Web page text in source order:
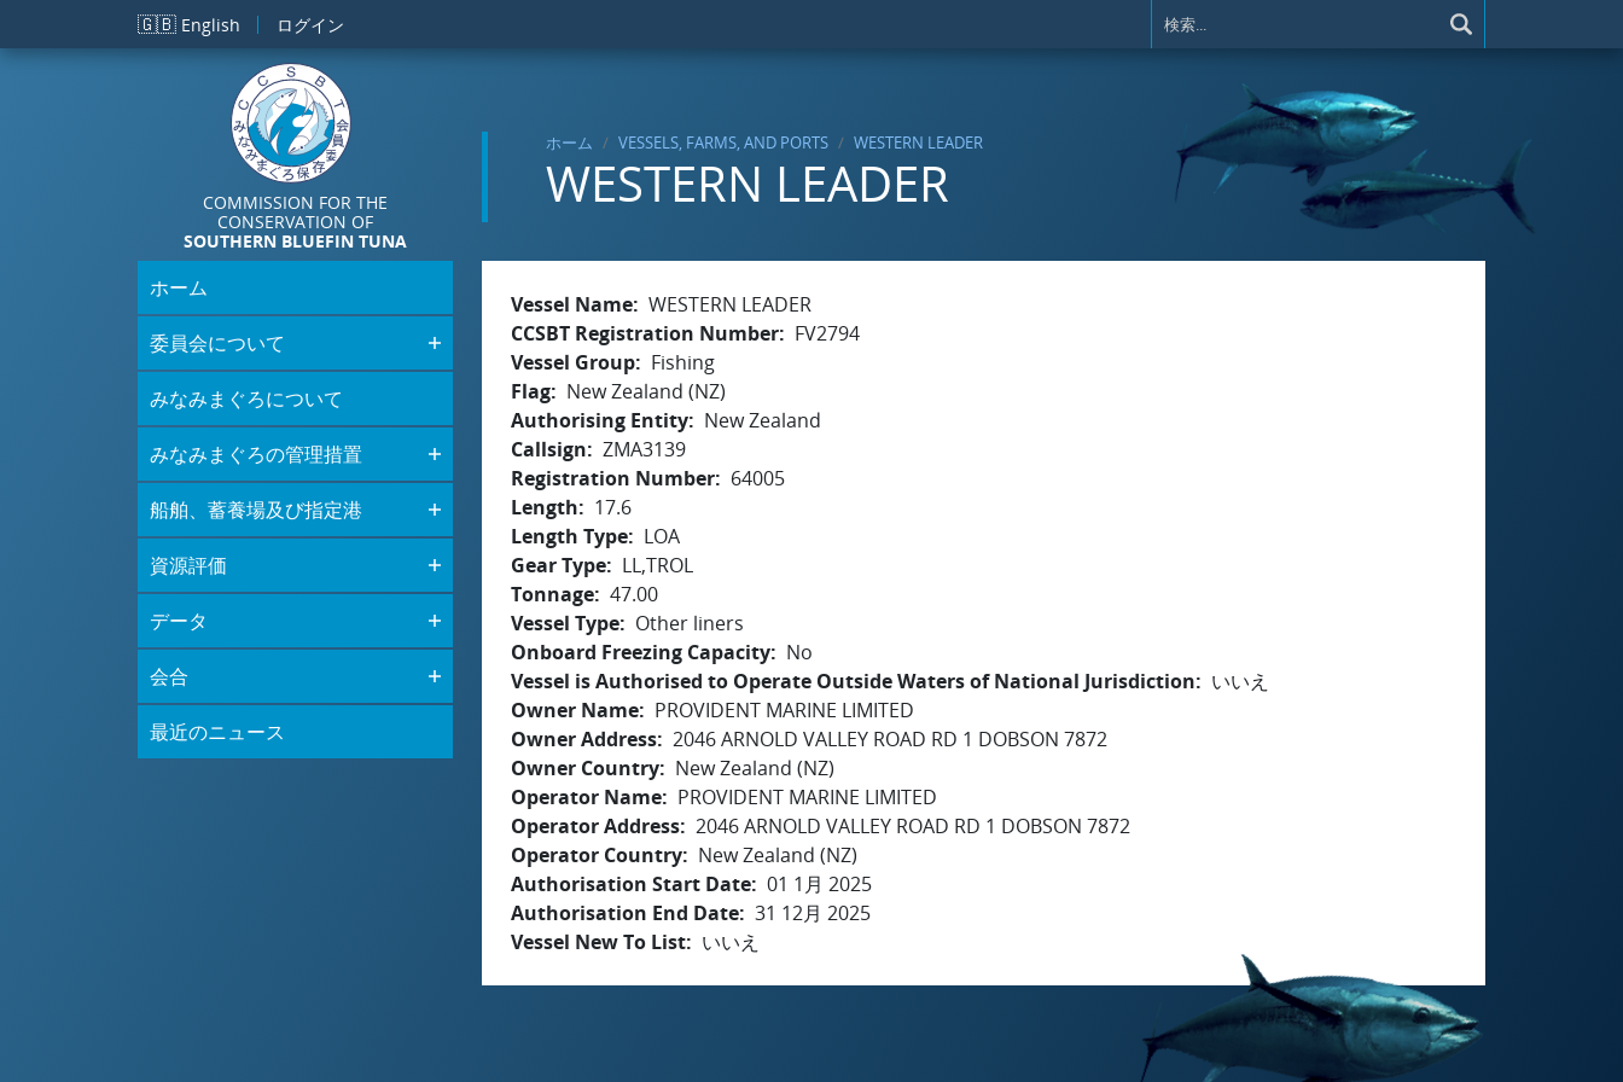
メインコンテンツに移動
🇬🇧 English ログイン
COMMISSION FOR THE
CONSERVATION OF
SOUTHERN BLUEFIN TUNA
ホーム VESSELS, FARMS, AND PORTS WESTERN LEADER
WESTERN LEADER
ホーム
委員会について
みなみまぐろについて
みなみまぐろの管理措置
船舶、蓄養場及び指定港
資源評価
データ
会合
最近のニュース
Vessel Name WESTERN LEADER
CCSBT Registration Number
FV2794
Vessel Group
Fishing
Flag
New Zealand (NZ)
Authorising Entity
New Zealand
Callsign
ZMA3139
Registration Number
64005
Length
17.6
Length Type
LOA
Gear Type
LL,TROL
Tonnage 47.00
Vessel Type
Other liners
Onboard Freezing Capacity
No
Vessel is Authorised to Operate Outside Waters of National Jurisdiction
いいえ
Owner Name
PROVIDENT MARINE LIMITED
Owner Address 2046 ARNOLD VALLEY ROAD RD 1 DOBSON 7872
Owner Country
New Zealand (NZ)
Operator Name
PROVIDENT MARINE LIMITED
Operator Address 2046 ARNOLD VALLEY ROAD RD 1 DOBSON 7872
Operator Country
New Zealand (NZ)
Authorisation Start Date 01 1月 2025
Authorisation End Date 31 12月 2025
Vessel New To List
いいえ